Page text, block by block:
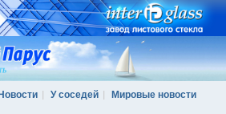
У соседей
Мировые новости